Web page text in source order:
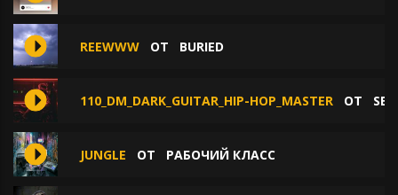
REEWWW ОТ BURIED
110_DM_DARK_GUITAR_HIP-HOP_MASTER ОТ
JUNGLE ОТ РАБОЧИЙ КЛАСС